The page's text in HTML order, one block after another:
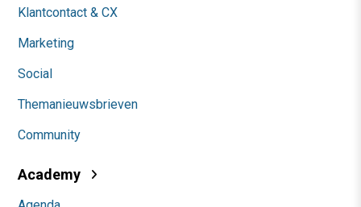
Klantcontact & CX
Marketing
Social
Themanieuwsbrieven
Community
Academy